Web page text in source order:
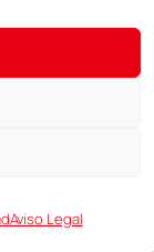
Aviso Legal